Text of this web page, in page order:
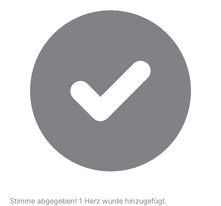
Stimme abgegeben! 1 Herz wurde hinzugefügt.